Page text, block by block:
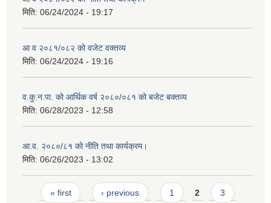
मिति: 06/24/2024 - 19:17
आ व २०८१/०८२ को वजेट वक्तव्य
मिति: 06/24/2024 - 19:16
व.कु.न.पा. को आर्थिक वर्ष २०८०/०८१ को बजेट बक्तव्य
मिति: 06/28/2023 - 12:58
आ.व. २०८०/८१ को नीति तथा कार्यक्रम।
मिति: 06/26/2023 - 13:02
Pages
« first ‹ previous 1 2 3